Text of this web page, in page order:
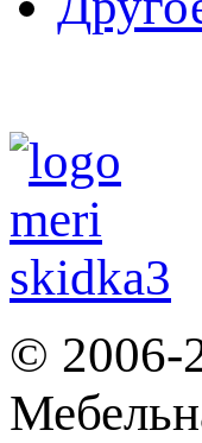
© 2006-